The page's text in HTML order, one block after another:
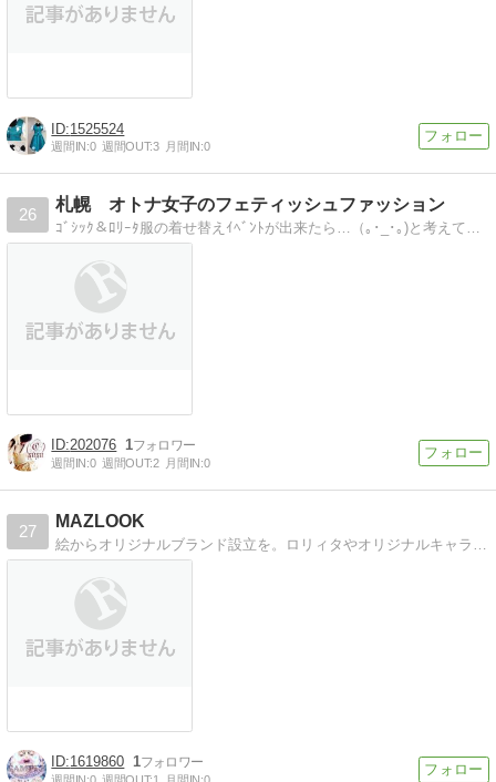
1525524
週間IN:0 週間OUT:3 月間IN:0
26
札幌 オトナ女子のフェティッシュファッション
ｺﾞｼｯｸ＆ﾛﾘｰﾀ服の着せ替えｲﾍﾞﾝﾄが出来たら…（｡･_･｡)と考えておりまふ。其の関連雑記。
202076 1
週間IN:0 週間OUT:2 月間IN:0
27
MAZLOOK
絵からオリジナルブランド設立を。ロリィタやオリジナルキャラクターの絵やお知らせを載せていきます。
1619860 1